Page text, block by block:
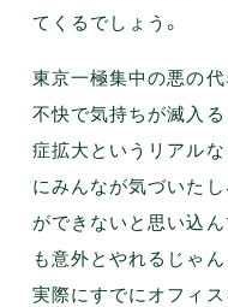
てくるでしょう。
東京一極集中の悪の代
不快で気持ちが滅入
症拡大というリアル
にみんなが気づいた
ができないと思い込
も意外とやれるじゃ
実際にすでにオフィス